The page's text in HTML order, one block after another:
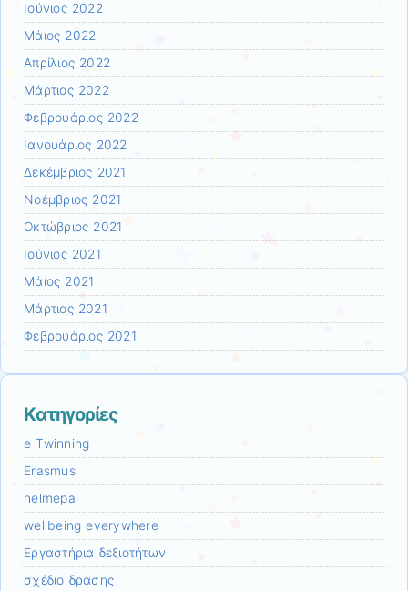
Ιούνιος 2022
Μάιος 2022
Απρίλιος 2022
Μάρτιος 2022
Φεβρουάριος 2022
Ιανουάριος 2022
Δεκέμβριος 2021
Νοέμβριος 2021
Οκτώβριος 2021
Ιούνιος 2021
Μάιος 2021
Μάρτιος 2021
Φεβρουάριος 2021
Kατηγορίες
e Twinning
Erasmus
helmepa
wellbeing everywhere
Εργαστήρια δεξιοτήτων
σχέδιο δράσης